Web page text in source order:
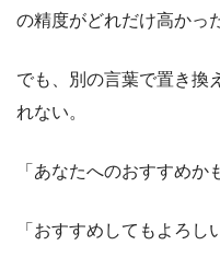
の精度がどれだけ高かっ
でも、別の言葉で置き換
れない。
「あなたへのおすすめか
「おすすめしてもよろし